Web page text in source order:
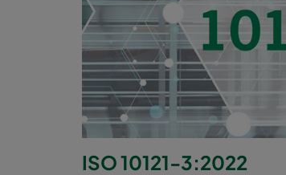
ISO 10121-3:2022